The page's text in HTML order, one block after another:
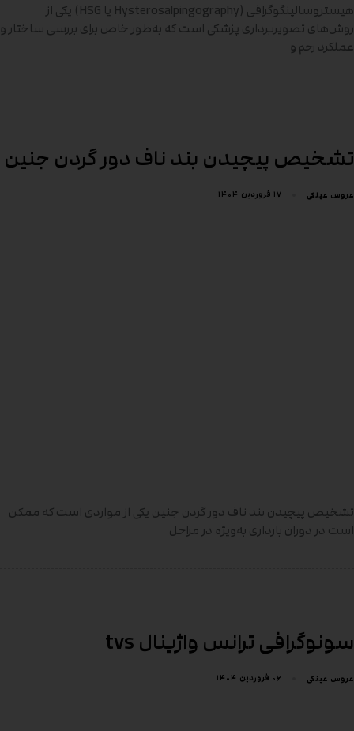
هیستروسالپنگوگرافی (Hysterosalpingography یا HSG) یکی از
روش‌های تصویربرداری پزشکی است که به‌طور خاص برای بررسی ساختار و
عملکرد رحم و
تشخیص پیچیدن بند ناف دور گردن جنین
عروس عینکی ۱۷ فروردین ۱۴۰۴
تشخیص پیچیدن بند ناف دور گردن جنین یکی از مواردی است که ممکن
است در دوران بارداری به‌ویژه در مراحل
سونوگرافی ترانس واژینال tvs
عروس عینکی ۰۶ فروردین ۱۴۰۴